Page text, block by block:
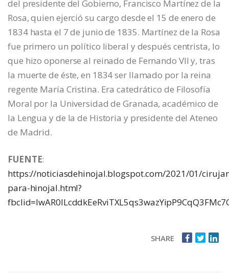
del presidente del Gobierno, Francisco Martínez de la
Rosa, quien ejerció su cargo desde el 15 de enero de
1834 hasta el 7 de junio de 1835. Martínez de la Rosa
fue primero un político liberal y después centrista, lo
que hizo oponerse al reinado de Fernando VII y, tras
la muerte de éste, en 1834 ser llamado por la reina
regente María Cristina. Era catedrático de Filosofía
Moral por la Universidad de Granada, académico de
la Lengua y de la de Historia y presidente del Ateneo
de Madrid.
FUENTE:
https://noticiasdehinojal.blogspot.com/2021/01/
para-hinojal.html?
SHARE